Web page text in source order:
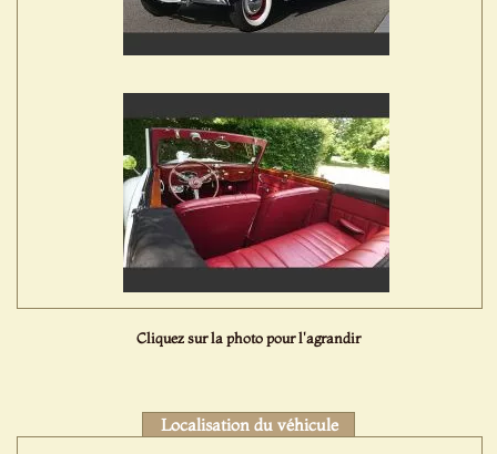
Cliquez sur la photo pour l'agrandir
Localisation du véhicule